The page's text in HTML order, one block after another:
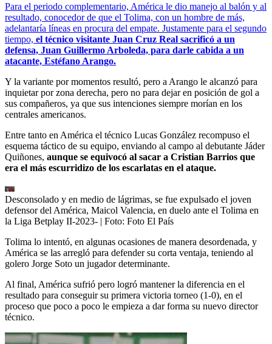
Para el periodo complementario, América le dio manejo al balón y al
resultado, conocedor de que el Tolima, con un hombre de más,
adelantaría líneas en procura del empate. Justamente para el segundo
tiempo, el técnico visitante Juan Cruz Real sacrificó a un
defensa, Juan Guillermo Arboleda, para darle cabida a un
atacante, Estéfano Arango.
Y la variante por momentos resultó, pero a Arango le alcanzó para
inquietar por zona derecha, pero no para dejar en posición de gol a
sus compañeros, ya que sus intenciones siempre morían en los
centrales americanos.
Entre tanto en América el técnico Lucas González recompuso el
esquema táctico de su equipo, enviando al campo al debutante Jáder
Quiñones, aunque se equivocó al sacar a Cristian Barrios que
era el más escurridizo de los escarlatas en el ataque.
Desconsolado y en medio de lágrimas, se fue expulsado el joven
defensor del América, Maicol Valencia, en duelo ante el Tolima en
la Liga Betplay II-2023- | Foto: Foto El País
Tolima lo intentó, en algunas ocasiones de manera desordenada, y
América se las arregló para defender su corta ventaja, teniendo al
golero Jorge Soto un jugador determinante.
Al final, América sufrió pero logró mantener la diferencia en el
resultado para conseguir su primera victoria torneo (1-0), en el
proceso que poco a poco le empieza a dar forma su nuevo director
técnico.